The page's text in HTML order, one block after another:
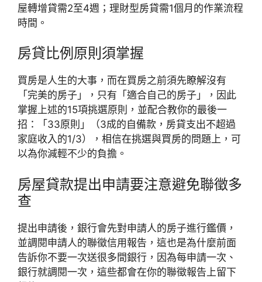
屋轉增貸需2至4週；理財型房貸需1個月的作業流程
時間。
房貸比例原則須掌握
買房是人生的大事，而在買房之前須先瞭解沒有
「完美的房子」，只有「適合自己的房子」，因此
掌握上述的15項挑選原則，並配合教你的最後一
招：「33原則」（3成的自備款，房貸支出不超過
家庭收入的1/3），相信在挑選與買房的問題上，可
以為你減輕不少的負擔。
房屋貸款提出申請要注意避免聯徵多
查
提出申請後，銀行會先對申請人的房子進行鑑價，
並調閱申請人的聯徵信用報告，這也是為什麼前面
告訴你不要一次送很多間銀行，因為每申請一次、
銀行就調閱一次，這些都會在你的聯徵報告上留下